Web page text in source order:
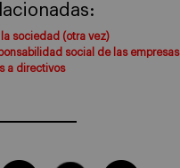
la sociedad (otra vez)
social de las empresas
a directivos